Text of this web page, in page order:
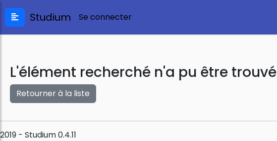
Studium Se connecter
L'élément recherché n'a pu être trouvé
Retourner à la liste
2019 - Studium 0.4.11